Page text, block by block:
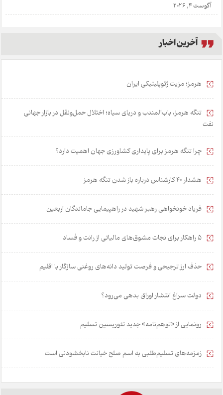
آگوست 4, 2026
آخرین اخبار
هرمز؛ مزیت ژئوپلیتیکی ایران
تنگه هرمز، باب‌المندب و دریای سیاه؛ اختلال حمل‌ونقل در بازار جهانی
نفت
چرا تنگه هرمز برای پایداری کشاورزی جهان اهمیت دارد؟
هشدار 40 کارشناس درباره باز شدن تنگه هرمز
فریاد خونخواهی رهبر شهید در راهپیمایی جاماندگان اربعین
۵ راهکار برای نجات مشوق‌های مالیاتی از رانت و فساد
حذف ارز ترجیحی و فرصت تولید دانه‌های روغنی سازگار با اقلیم
دولت سراغ انتشار اوراق بدهی می‌رود؟
رونمایی از «توهم‌نامه» جدید تئور‌یسین تسلیم
زمزمه‌های تسلیم‌طلبی به اسم صلح خیانت نابخشودنی است